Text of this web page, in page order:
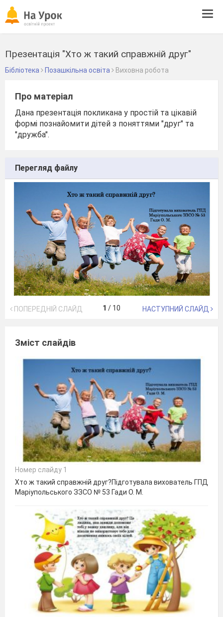
Презентація "Хто ж такий справжній друг"
Бібліотека Позашкільна освіта Виховна робота
Про матеріал
Дана презентація покликана у простій та цікавій
формі познайомити дітей з поняттями "друг" та
"дружба".
Перегляд файлу
ПОПЕРЕДНІЙ СЛАЙД 1 / 10 НАСТУПНИЙ СЛАЙД
Зміст слайдів
Номер слайду 1
Хто ж такий справжній друг?Підготувала вихователь ГПД
Маріупольського ЗЗСО № 53 Гади О. М.